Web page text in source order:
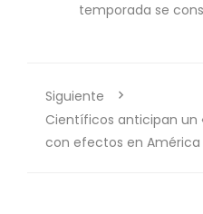
temporada se
Siguiente
Científicos anticipan un
con efectos en América